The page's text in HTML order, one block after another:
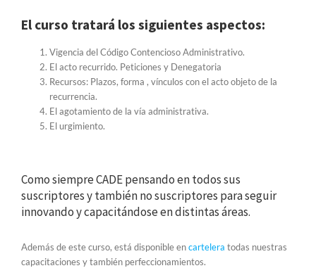
El curso tratará los siguientes aspectos:
Vigencia del Código Contencioso Administrativo.
El acto recurrido. Peticiones y Denegatoria
Recursos: Plazos, forma , vínculos con el acto objeto de la
recurrencia.
El agotamiento de la vía administrativa.
El urgimiento.
Como siempre CADE pensando en todos sus
suscriptores y también no suscriptores para seguir
innovando y capacitándose en distintas áreas.
Además de este curso, está disponible encartelera todas nuestras
capacitaciones y también perfeccionamientos.